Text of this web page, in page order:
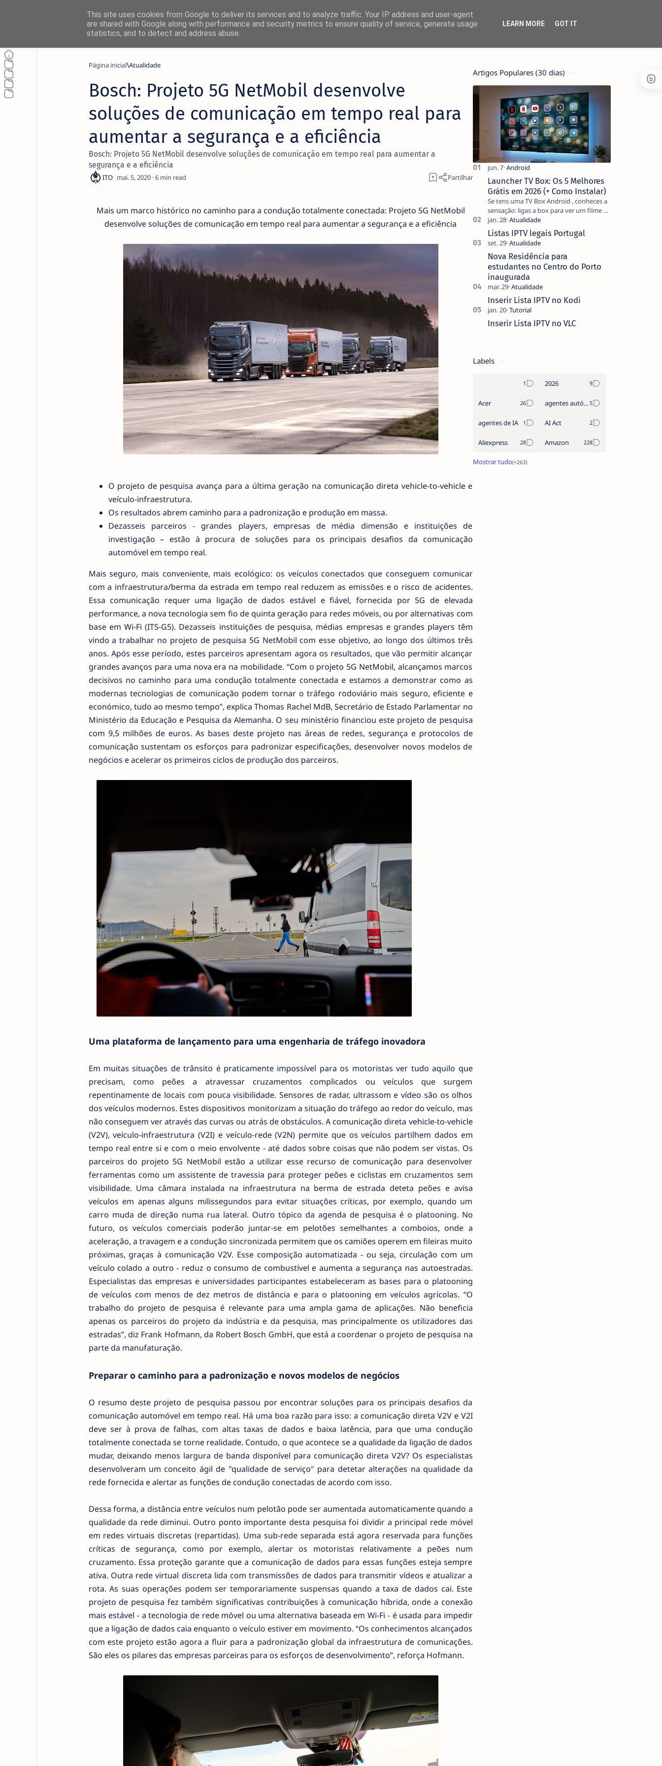
×
Não perca nada! 🚀
Siga o NetThings nas suas plataformas favoritas:
News Facebook
Página inicial Atualidade
Bosch: Projeto 5G NetMobil desenvolve
soluções de comunicação em tempo real para
aumentar a segurança e a eficiência
Bosch: Projeto 5G NetMobil desenvolve soluções de comunicação em tempo real para aumentar a
segurança e a eficiência
6
Mais um marco histórico no caminho para a condução totalmente conectada: Projeto 5G NetMobil
desenvolve soluções de comunicação em tempo real para aumentar a segurança e a eficiência
O projeto de pesquisa avança para a última geração na comunicação direta vehicle-to-vehicle e
veículo-infraestrutura.
Os resultados abrem caminho para a padronização e produção em massa.
Dezasseis parceiros - grandes players, empresas de média dimensão e instituições de
investigação – estão à procura de soluções para os principais desafios da comunicação
automóvel em tempo real.
Mais seguro, mais conveniente, mais ecológico: os veículos conectados que conseguem comunicar
com a infraestrutura/berma da estrada em tempo real reduzem as emissões e o risco de acidentes.
Essa comunicação requer uma ligação de dados estável e fiável, fornecida por 5G de elevada
performance, a nova tecnologia sem fio de quinta geração para redes móveis, ou por alternativas com
base em Wi-Fi (ITS-G5). Dezasseis instituições de pesquisa, médias empresas e grandes players têm
vindo a trabalhar no projeto de pesquisa 5G NetMobil com esse objetivo, ao longo dos últimos três
anos. Após esse período, estes parceiros apresentam agora os resultados, que vão permitir alcançar
grandes avanços para uma nova era na mobilidade. “Com o projeto 5G NetMobil, alcançamos marcos
decisivos no caminho para uma condução totalmente conectada e estamos a demonstrar como as
modernas tecnologias de comunicação podem tornar o tráfego rodoviário mais seguro, eficiente e
económico, tudo ao mesmo tempo”, explica Thomas Rachel MdB, Secretário de Estado Parlamentar no
Ministério da Educação e Pesquisa da Alemanha. O seu ministério financiou este projeto de pesquisa
com 9,5 milhões de euros. As bases deste projeto nas áreas de redes, segurança e protocolos de
comunicação sustentam os esforços para padronizar especificações, desenvolver novos modelos de
negócios e acelerar os primeiros ciclos de produção dos parceiros.
Uma plataforma de lançamento para uma engenharia de tráfego inovadora
Em muitas situações de trânsito é praticamente impossível para os motoristas ver tudo aquilo que
precisam, como peões a atravessar cruzamentos complicados ou veículos que surgem
repentinamente de locais com pouca visibilidade. Sensores de radar, ultrassom e vídeo são os olhos
dos veículos modernos. Estes dispositivos monitorizam a situação do tráfego ao redor do veículo, mas
não conseguem ver através das curvas ou atrás de obstáculos. A comunicação direta vehicle-to-vehicle
(V2V), veículo-infraestrutura (V2I) e veículo-rede (V2N) permite que os veículos partilhem dados em
tempo real entre si e com o meio envolvente - até dados sobre coisas que não podem ser vistas. Os
parceiros do projeto 5G NetMobil estão a utilizar esse recurso de comunicação para desenvolver
ferramentas como um assistente de travessia para proteger peões e ciclistas em cruzamentos sem
visibilidade. Uma câmara instalada na infraestrutura na berma de estrada deteta peões e avisa
veículos em apenas alguns milissegundos para evitar situações críticas, por exemplo, quando um
carro muda de direção numa rua lateral. Outro tópico da agenda de pesquisa é o platooning. No
futuro, os veículos comerciais poderão juntar-se em pelotões semelhantes a comboios, onde a
aceleração, a travagem e a condução sincronizada permitem que os camiões operem em fileiras muito
próximas, graças à comunicação V2V. Esse composição automatizada - ou seja, circulação com um
veículo colado a outro - reduz o consumo de combustível e aumenta a segurança nas autoestradas.
Especialistas das empresas e universidades participantes estabeleceram as bases para o platooning
de veículos com menos de dez metros de distância e para o platooning em veículos agrícolas. “O
trabalho do projeto de pesquisa é relevante para uma ampla gama de aplicações. Não beneficia
apenas os parceiros do projeto da indústria e da pesquisa, mas principalmente os utilizadores das
estradas”, diz Frank Hofmann, da Robert Bosch GmbH, que está a coordenar o projeto de pesquisa na
parte da manufaturação.
Preparar o caminho para a padronização e novos modelos de negócios
O resumo deste projeto de pesquisa passou por encontrar soluções para os principais desafios da
comunicação automóvel em tempo real. Há uma boa razão para isso: a comunicação direta V2V e V2I
deve ser à prova de falhas, com altas taxas de dados e baixa latência, para que uma condução
totalmente conectada se torne realidade. Contudo, o que acontece se a qualidade da ligação de dados
mudar, deixando menos largura de banda disponível para comunicação direta V2V? Os especialistas
desenvolveram um conceito ágil de "qualidade de serviço" para detetar alterações na qualidade da
rede fornecida e alertar as funções de condução conectadas de acordo com isso.
Dessa forma, a distância entre veículos num pelotão pode ser aumentada automaticamente quando a
qualidade da rede diminui. Outro ponto importante desta pesquisa foi dividir a principal rede móvel
em redes virtuais discretas (repartidas). Uma sub-rede separada está agora reservada para funções
críticas de segurança, como por exemplo, alertar os motoristas relativamente a peões num
cruzamento. Essa proteção garante que a comunicação de dados para essas funções esteja sempre
ativa. Outra rede virtual discreta lida com transmissões de dados para transmitir vídeos e atualizar a
rota. As suas operações podem ser temporariamente suspensas quando a taxa de dados cai. Este
projeto de pesquisa fez também significativas contribuições à comunicação híbrida, onde a conexão
mais estável - a tecnologia de rede móvel ou uma alternativa baseada em Wi-Fi - é usada para impedir
que a ligação de dados caia enquanto o veículo estiver em movimento. “Os conhecimentos alcançados
com este projeto estão agora a fluir para a padronização global da infraestrutura de comunicações.
São eles os pilares das empresas parceiras para os esforços de desenvolvimento”, reforça Hofmann.
Artigos Populares (30 dias)
Launcher TV Box: Os 5 Melhores
Grátis em 2026 (+ Como Instalar)
Se tens uma TV Box Android , conheces a
sensação: ligas a box para ver um filme e
o ecrã inicial está coberto de sugestões
que não pediste, ban…
Listas IPTV legais Portugal
Nova Residência para
estudantes no Centro do Porto
inaugurada
Inserir Lista IPTV no Kodi
Inserir Lista IPTV no VLC
Labels
2026
Acer agentes autónomos
agentes de IA AI Act
Aliexpress Amazon
This site uses cookies from Google to deliver its services and to analyze traffic. Your IP address and user-agent
are shared with Google along with performance and security metrics to ensure quality of service, generate usage
statistics, and to detect and address abuse.
LEARN MORE GOT IT